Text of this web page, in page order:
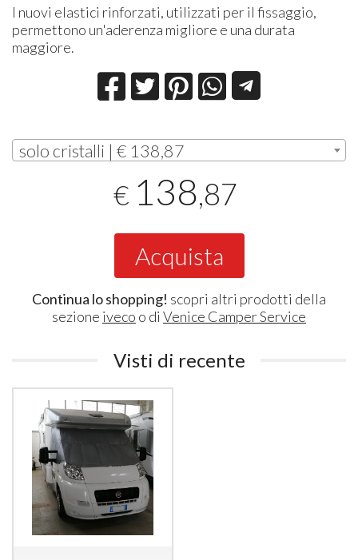
I nuovi elastici rinforzati, utilizzati per il fissaggio,
permettono un'aderenza migliore e una durata
maggiore.
solo cristalli | € 138,87
€ 138,87
Acquista
Continua lo shopping! scopri altri prodotti della
sezione iveco o di Venice Camper Service
Visti di recente